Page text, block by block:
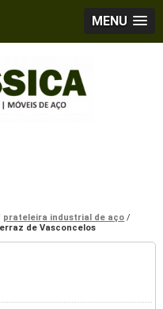
MENU
prateleira industrial de aço
de Vasconcelos